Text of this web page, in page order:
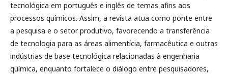
tecnológica em português e inglês de temas afins aos
processos químicos. Assim, a revista atua como ponte entre
a pesquisa e o setor produtivo, favorecendo a transferência
de tecnologia para as áreas alimentícia, farmacêutica e outras
indústrias de base tecnológica relacionadas à engenharia
química, enquanto fortalece o diálogo entre pesquisadores,